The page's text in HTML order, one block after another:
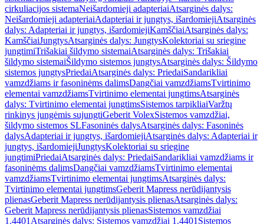
cirkuliacijos sistemaNeišardomieji adapteriaiAtsarginės dalys:
Neišardomieji adapteriaiAdapteriai ir jungtys, išardomiejiAtsarginės
dalys: Adapteriai ir jungtys, išardomiejiKamščiaiAtsarginės dalys:
KamščiaiJungtysAtsarginės dalys: JungtysKolektoriai su sriegine
jungtimiTrišakiai šildymo sistemaiAtsarginės dalys: Trišakiai
šildymo sistemaiŠildymo sistemos jungtysAtsarginės dalys: Šildymo
sistemos jungtysPriedaiAtsarginės dalys: PriedaiSandarikliai
vamzdžiams ir fasoninėms dalimsDangčiai vamzdžiamsTvirtinimo
elementai vamzdžiamsTvirtinimo elementai jungtimsAtsarginės
dalys: Tvirtinimo elementai jungtimsSistemos tarpikliaiVaržtų
rinkinys jungėmis sujungtiGeberit VolexSistemos vamzdžiai,
šildymo sistemos SLFasoninės dalysAtsarginės dalys: Fasoninės
dalysAdapteriai ir jungtys, išardomiejiAtsarginės dalys: Adapteriai ir
jungtys, išardomiejiJungtysKolektoriai su sriegine
jungtimiPriedaiAtsarginės dalys: PriedaiSandarikliai vamzdžiams ir
fasoninėms dalimsDangčiai vamzdžiamsTvirtinimo elementai
vamzdžiamsTvirtinimo elementai jungtimsAtsarginės dalys:
Tvirtinimo elementai jungtimsGeberit Mapress nerūdijantysis
plienasGeberit Mapress nerūdijantysis plienasAtsarginės dalys:
Geberit Mapress nerūdijantysis plienasSistemos vamzdžiai
1.4401 Atsarginės dalys: Sistemos vamzdžiai 1.4401 Sistemos